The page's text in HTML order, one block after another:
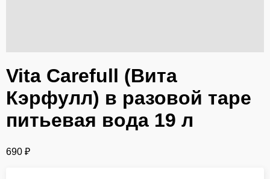
Vita Carefull (Вита
Кэрфулл) в разовой таре
питьевая вода 19 л
690 ₽